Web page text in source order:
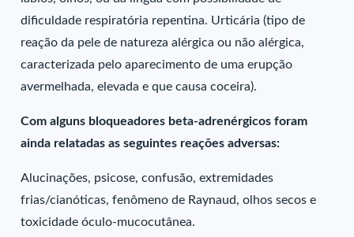
dificuldade respiratória repentina. Urticária (tipo de
reação da pele de natureza alérgica ou não alérgica,
caracterizada pelo aparecimento de uma erupção
avermelhada, elevada e que causa coceira).
Com alguns bloqueadores beta-adrenérgicos foram
ainda relatadas as seguintes reações adversas:
Alucinações, psicose, confusão, extremidades
frias/cianóticas, fenômeno de Raynaud, olhos secos e
toxicidade óculo-mucocutânea.